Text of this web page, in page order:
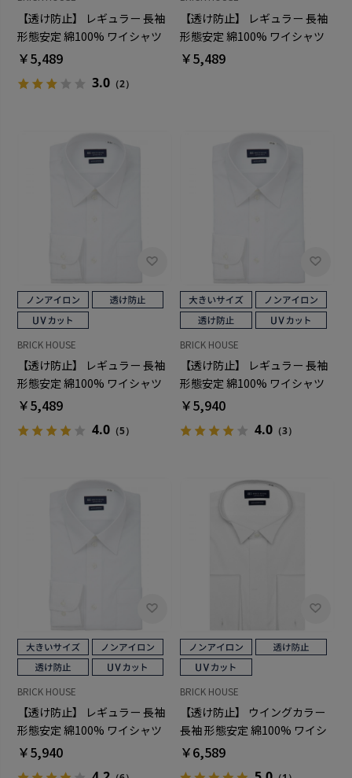
【透け防止】 レギュラー 長袖
形態安定 綿100% ワイシャツ
白無地
￥5,489
3.0（2）
【透け防止】 レギュラー 長袖
形態安定 綿100% ワイシャツ
白無地
￥5,489
BRICK HOUSE
【透け防止】 レギュラー 長袖
形態安定 綿100% ワイシャツ
白無地
￥5,489
4.0（5）
BRICK HOUSE
【透け防止】 レギュラー 長袖
形態安定 綿100% ワイシャツ
白無地 大きいサイズ
￥5,940
4.0 （3）
BRICK HOUSE
【透け防止】 レギュラー 長袖
形態安定 綿100% ワイシャツ
白無地 大きいサイズ
￥5,940
BRICK HOUSE
【透け防止】 ウイングカラー
長袖 形態安定 綿100% ワイシ
ャツ 白無地
￥6,589